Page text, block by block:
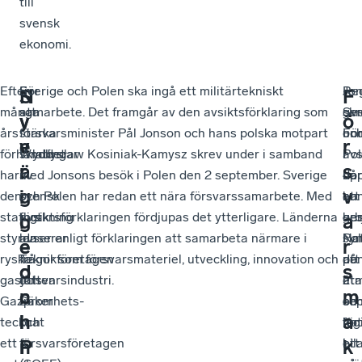
svensk
ekonomi.
Efter
många
års
förhandlingar
har
den
statligt
styrda
ryska
gasjätten
Gazprom
tecknat
ett
N
y
v
ä
g
l
e
d
n
i
n
För
att
stärka
skyddet
av
svensk
forskning
lanserar
Teknikföretagen
och
Säkerhets-
och
försvarsföretagen
S
v
e
r
i
g
e
o
c
h
P
Sverige och Polen ska ingå ett militärtekniskt
samarbete. Det framgår av den avsiktsförklaring som
försvarsminister Pål Jonson och hans polska motpart
Władysław Kosiniak-Kamysz skrev under i samband
med Jonsons besök i Polen den 2 september. Sverige
och Polen har redan ett nära försvarssamarbete. Med
avsiktsförklaringen fördjupas det ytterligare. Länderna
avser enligt förklaringen att samarbeta närmare i
frågor som försvarsmateriel, utveckling, innovation och
försvarsindustri.
–
har
en
syn
på
i
då
2
för
F
ö
r
s
v
a
r
s
m
a
k
ger
i
att
att
en
ett